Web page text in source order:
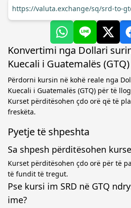
https://valuta.exchange/sq/srd-to-
Konvertimi nga Dollari
Kuecali i Guatemalës (GTQ)
Përdorni kursin në kohë reale nga
Kuecali i Guatemalës (GTQ) për të
Kurset përditësohen çdo orë që të
freskëta.
Pyetje të shpeshta
Sa shpesh përditësohen
Kurset përditësohen çdo orë për të
të fundit të tregut.
Pse kursi im SRD në GTQ
ime?